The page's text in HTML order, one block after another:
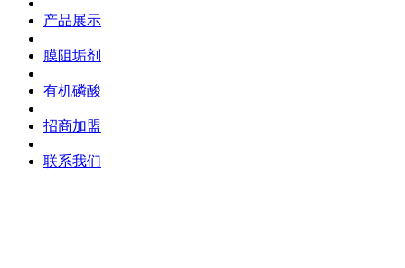
产品展示
膜阻垢剂
有机磷酸
招商加盟
联系我们